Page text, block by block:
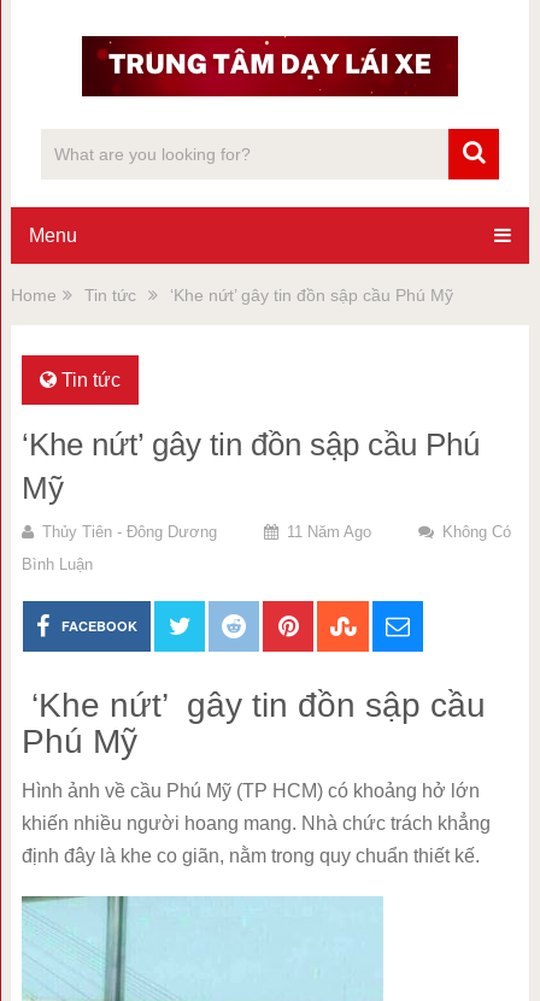
Menu
Home Tin tức ‘Khe nứt’ gây tin đồn sập cầu Phú Mỹ
Tin tức
‘Khe nứt’ gây tin đồn sập cầu Phú
Mỹ
Thủy Tiên - Đông Dương 11 Năm Ago
Không Có
Bình Luận
FACEBOOK
‘Khe nứt’ gây tin đồn sập cầu
Phú Mỹ
Hình ảnh về cầu Phú Mỹ (TP HCM) có khoảng hở lớn
khiến nhiều người hoang mang. Nhà chức trách khẳng
định đây là khe co giãn, nằm trong quy chuẩn thiết kế.